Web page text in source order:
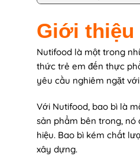
Giới thiệu
Nutifood là một trong
thức trẻ em đến thực
yêu cầu nghiêm ngặt
Với Nutifood, bao bì là
sản phẩm bên trong,
hiệu. Bao bì kém chất
xây dựng.